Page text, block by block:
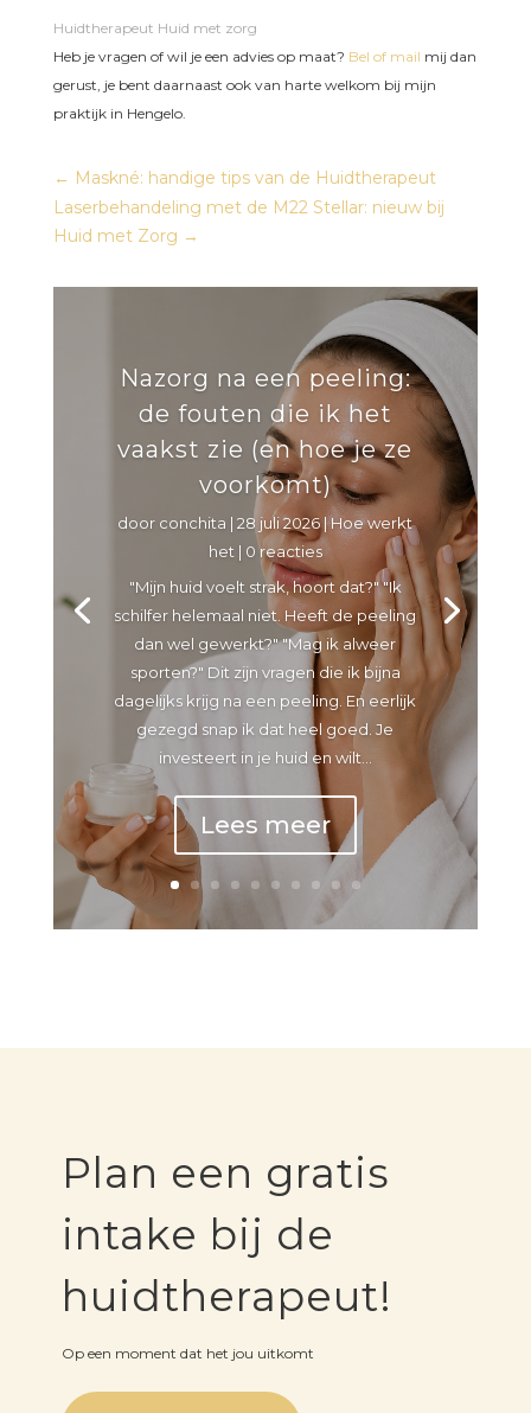
Huidtherapeut Huid met zorg
Heb je vragen of wil je een advies op maat? Bel of mail mij dan
gerust, je bent daarnaast ook van harte welkom bij mijn
praktijk in Hengelo.
← Maskné: handige tips van de Huidtherapeut
Laserbehandeling met de M22 Stellar: nieuw bij
Huid met Zorg →
Nazorg na een peeling:
de fouten die ik het
vaakst zie (en hoe je ze
voorkomt)
door conchita |28 juli 2026|Hoe werkt
het| 0 reacties
"Mijn huid voelt strak, hoort dat?" "Ik
schilfer helemaal niet. Heeft de peeling
dan wel gewerkt?" "Mag ik alweer
sporten?" Dit zijn vragen die ik bijna
dagelijks krijg na een peeling. En eerlijk
gezegd snap ik dat heel goed. Je
investeert in je huid en wilt...
Lees meer
Plan een gratis
intake bij de
huidtherapeut!
Op een moment dat het jou uitkomt